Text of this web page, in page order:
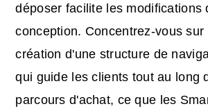
déposer facilite les modifications
conception. Concentrez-vous sur
création d'une structure de
qui guide les clients tout au long
parcours d'achat, ce que les